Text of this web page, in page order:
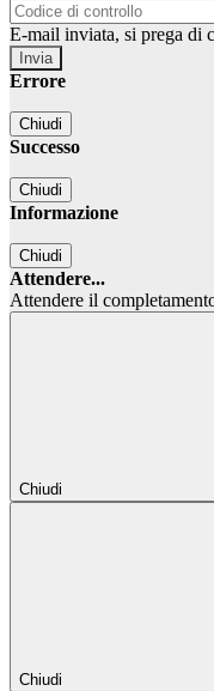
E-mail inviata, si prega di
Errore
Chiudi
Successo
Chiudi
Informazione
Chiudi
Attendere...
Attendere il
Chiudi
Chiudi